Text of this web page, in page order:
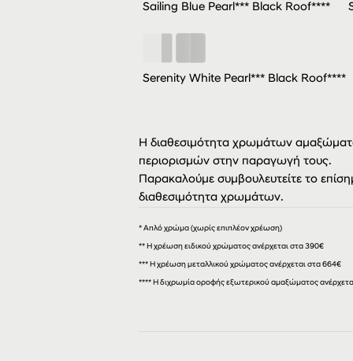
Sailing Blue Pearl*** Black Roof****
Serenity White Pearl*** Black Roof****
Η διαθεσιμότητα χρωμάτων
περιορισμών στην παραγωγή τους.
Παρακαλούμε συμβουλευτείτε το
διαθεσιμότητα χρωμάτων.
* Απλό χρώμα (χωρίς επιπλέον χρέωση)
** Η χρέωση ειδικού χρώματος ανέρχεται στα 390€
*** Η χρέωση μεταλλικού χρώματος ανέρχεται στα 664€
**** Η διχρωμία οροφής εξωτερικού αμαξώματος